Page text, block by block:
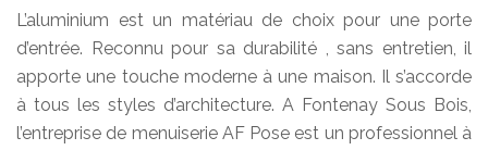
L’aluminium est un matériau de choix pour une porte
d’entrée. Reconnu pour sa durabilité , sans entretien, il
apporte une touche moderne à une maison. Il s’accorde
à tous les styles d’architecture. A Fontenay Sous Bois,
l’entreprise de menuiserie AF Pose est un professionnel à